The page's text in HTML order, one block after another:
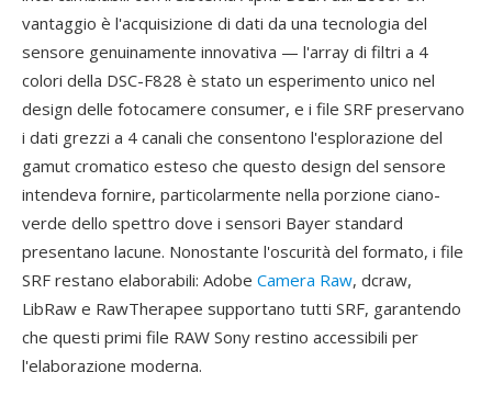
vantaggio è l'acquisizione di dati da una tecnologia del
sensore genuinamente innovativa — l'array di filtri a 4
colori della DSC-F828 è stato un esperimento unico nel
design delle fotocamere consumer, e i file SRF preservano
i dati grezzi a 4 canali che consentono l'esplorazione del
gamut cromatico esteso che questo design del sensore
intendeva fornire, particolarmente nella porzione ciano-
verde dello spettro dove i sensori Bayer standard
presentano lacune. Nonostante l'oscurità del formato, i file
SRF restano elaborabili: Adobe Camera Raw, dcraw,
LibRaw e RawTherapee supportano tutti SRF, garantendo
che questi primi file RAW Sony restino accessibili per
l'elaborazione moderna.